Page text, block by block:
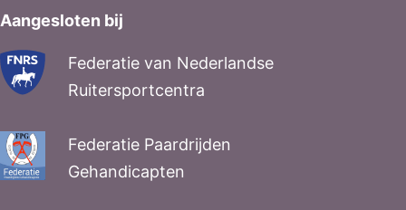
Aangesloten bij
Federatie van Nederlandse
Ruitersportcentra
Federatie Paardrijden
Gehandicapten